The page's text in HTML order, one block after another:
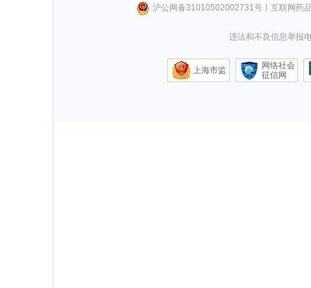
沪公网备31010502002731号丨 互联网药
违法和不良信息举报
上海市监
网络社会
征信网